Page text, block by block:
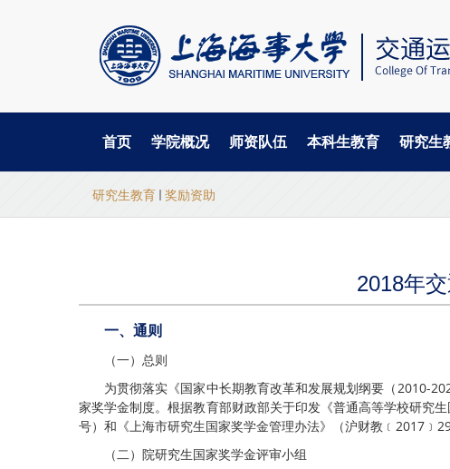
到
首页 学院概况 师资队伍 本科生教育 研究生
当
前
研究生教育 奖励资助
2018年
一、通则
（一）总则
为贯彻落实《国家中长期教育改革和发展规划纲要（2010-
家奖学金制度。根据教育部财政部关于印发《普通高等学校研究
号）和《上海市研究生国家奖学金管理办法》（沪财教
（二）院研究生国家奖学金评审小组